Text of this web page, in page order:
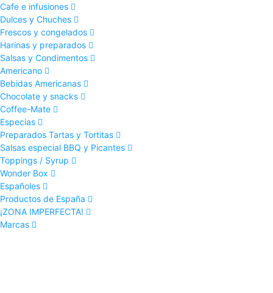
Cafe e infusiones
Dulces y Chuches
Frescos y congelados
Harinas y preparados
Salsas y Condimentos
Americano
Bebidas Americanas
Chocolate y snacks
Coffee-Mate
Especias
Preparados Tartas y Tortitas
Salsas especial BBQ y Picantes
Toppings / Syrup
Wonder Box
Españoles
Productos de España
¡ZONA IMPERFECTA!
Marcas